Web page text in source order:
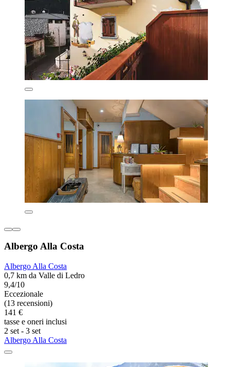
Albergo Alla Costa
Albergo Alla Costa
0,7 km da Valle di Ledro
9,4/10
Eccezionale
(13 recensioni)
141 €
tasse e oneri inclusi
2 set - 3 set
Albergo Alla Costa